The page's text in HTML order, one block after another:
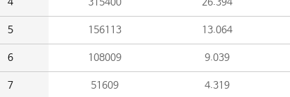
5 156113 13.064
6 108009 9.039
7 51609 4.319